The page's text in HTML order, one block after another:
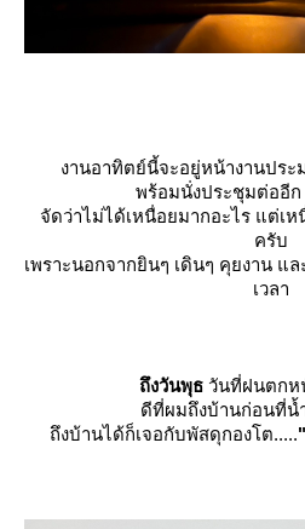
งานอาทิตย์นี้จะอยู่หน้างานปร
พร้อมนั่งประชุมต่ออีก
จัดว่าไม่ได้เหนื่อยมากอะไร แต่เ
ครับ
เพราะนอกจากยินๆ เดินๆ คุยงาน แ
เวลา
ถึงวันพุธ วันที่ฝนตกห
ดีที่ผมถึงบ้านก่อนที่น้
ถึงบ้านได้ก็เจอกับพัสดุกองโต.....